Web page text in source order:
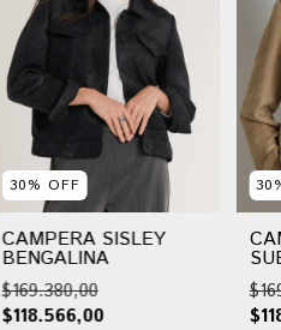
30% OFF
CAMPERA SISLEY
BENGALINA
$169.380,00
$118.566,00
30